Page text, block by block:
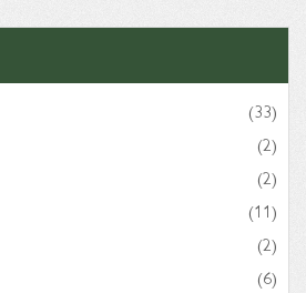
(33)
(2)
(2)
(11)
(2)
(6)